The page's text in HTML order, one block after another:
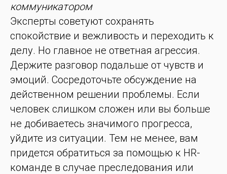
коммуникатором
Эксперты советуют сохранять
спокойствие и вежливость и переходить к
делу. Но главное не ответная агрессия.
Держите разговор подальше от чувств и
эмоций. Сосредоточьте обсуждение на
действенном решении проблемы. Если
человек слишком сложен или вы больше
не добиваетесь значимого прогресса,
уйдите из ситуации. Тем не менее, вам
придется обратиться за помощью к HR-
команде в случае преследования или